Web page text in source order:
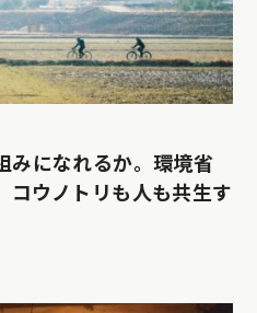
みになれるか。環境省
コウノトリも人も共生す